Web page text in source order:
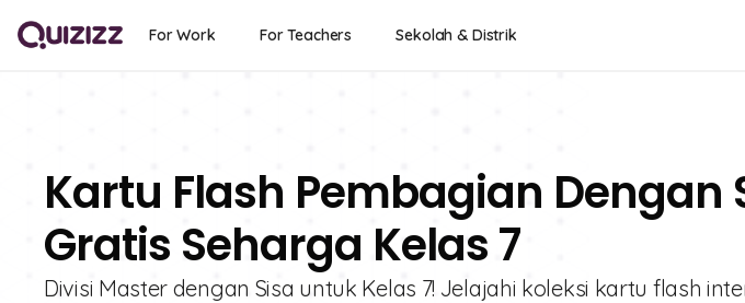
For Work For Teachers Sekolah & Distrik
Kartu Flash Pembagian Dengan
Gratis Seharga Kelas 7
Divisi Master dengan Sisa untuk Kelas 7! Jelajahi koleksi kartu flash